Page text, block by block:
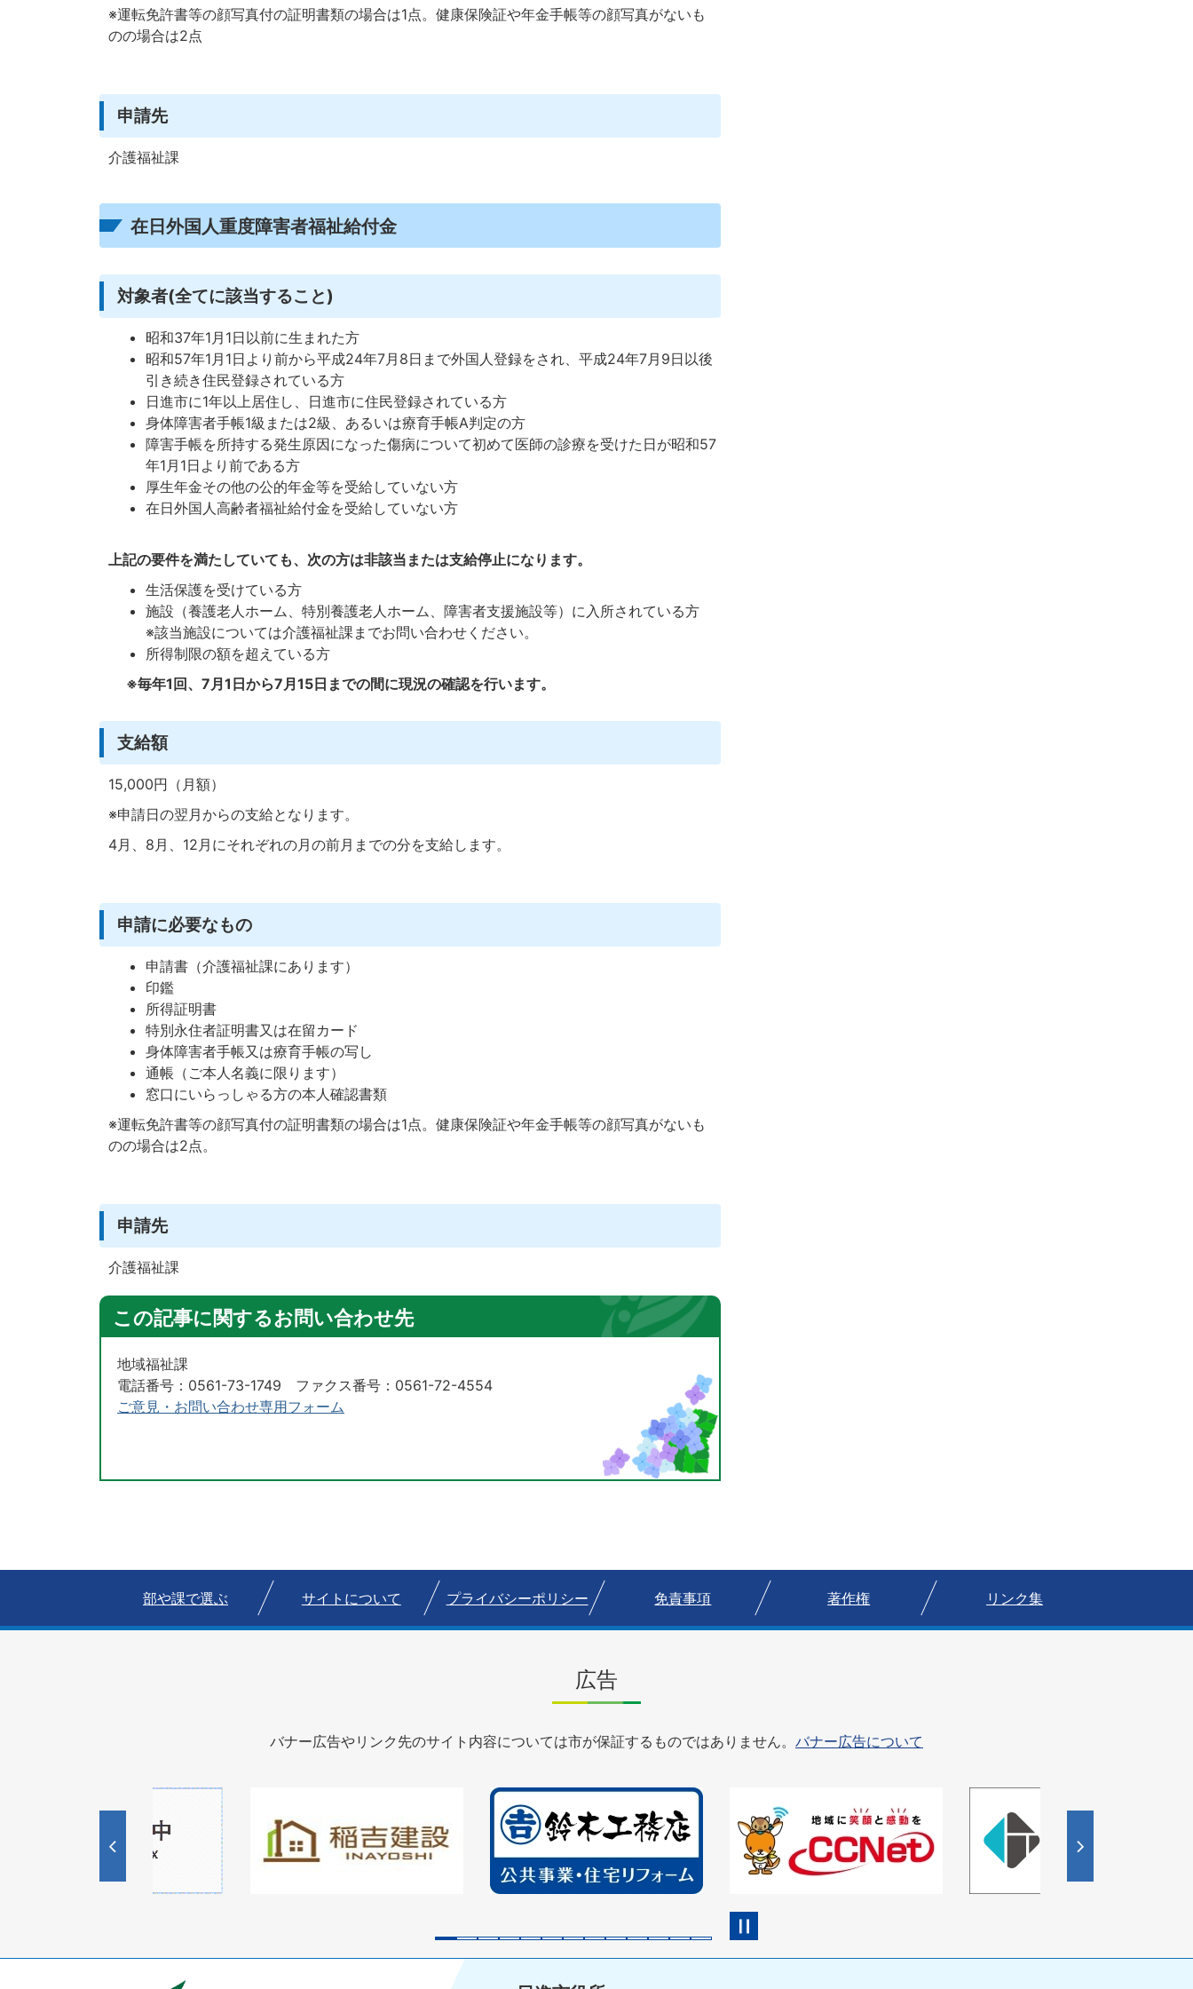
※運転免許書等の顔写真付の証明書類の場合は1点。健康保険証や年金手帳等の顔写真がないも
のの場合は2点
申請先
介護福祉課
在日外国人重度障害者福祉給付金
対象者(全てに該当すること)
昭和37年1月1日以前に生まれた方
昭和57年1月1日より前から平成24年7月8日まで外国人登録をされ、平成24年7月9日以後
引き続き住民登録されている方
日進市に1年以上居住し、日進市に住民登録されている方
身体障害者手帳1級または2級、あるいは療育手帳A判定の方
障害手帳を所持する発生原因になった傷病について初めて医師の診療を受けた日が昭和57
年1月1日より前である方
厚生年金その他の公的年金等を受給していない方
在日外国人高齢者福祉給付金を受給していない方
上記の要件を満たしていても、次の方は非該当または支給停止になります。
生活保護を受けている方
施設（養護老人ホーム、特別養護老人ホーム、障害者支援施設等）に入所されている方
※該当施設については介護福祉課までお問い合わせください。
所得制限の額を超えている方
※毎年1回、7月1日から7月15日までの間に現況の確認を行います。
支給額
15,000円（月額）
※申請日の翌月からの支給となります。
4月、8月、12月にそれぞれの月の前月までの分を支給します。
申請に必要なもの
申請書（介護福祉課にあります）
印鑑
所得証明書
特別永住者証明書又は在留カード
身体障害者手帳又は療育手帳の写し
通帳（ご本人名義に限ります）
窓口にいらっしゃる方の本人確認書類
※運転免許書等の顔写真付の証明書類の場合は1点。健康保険証や年金手帳等の顔写真がないも
のの場合は2点。
申請先
介護福祉課
この記事に関するお問い合わせ先
地域福祉課
電話番号：0561-73-1749 ファクス番号：0561-72-4554
ご意見・お問い合わせ専用フォーム
部や課で選ぶ サイトについて プライバシーポリシー 免責事項 著作権 リンク集
広告
バナー広告やリンク先のサイト内容については市が保証するものではありません。 バナー広告について
目
の
枚
目
の
ス
枚
目
の
ス